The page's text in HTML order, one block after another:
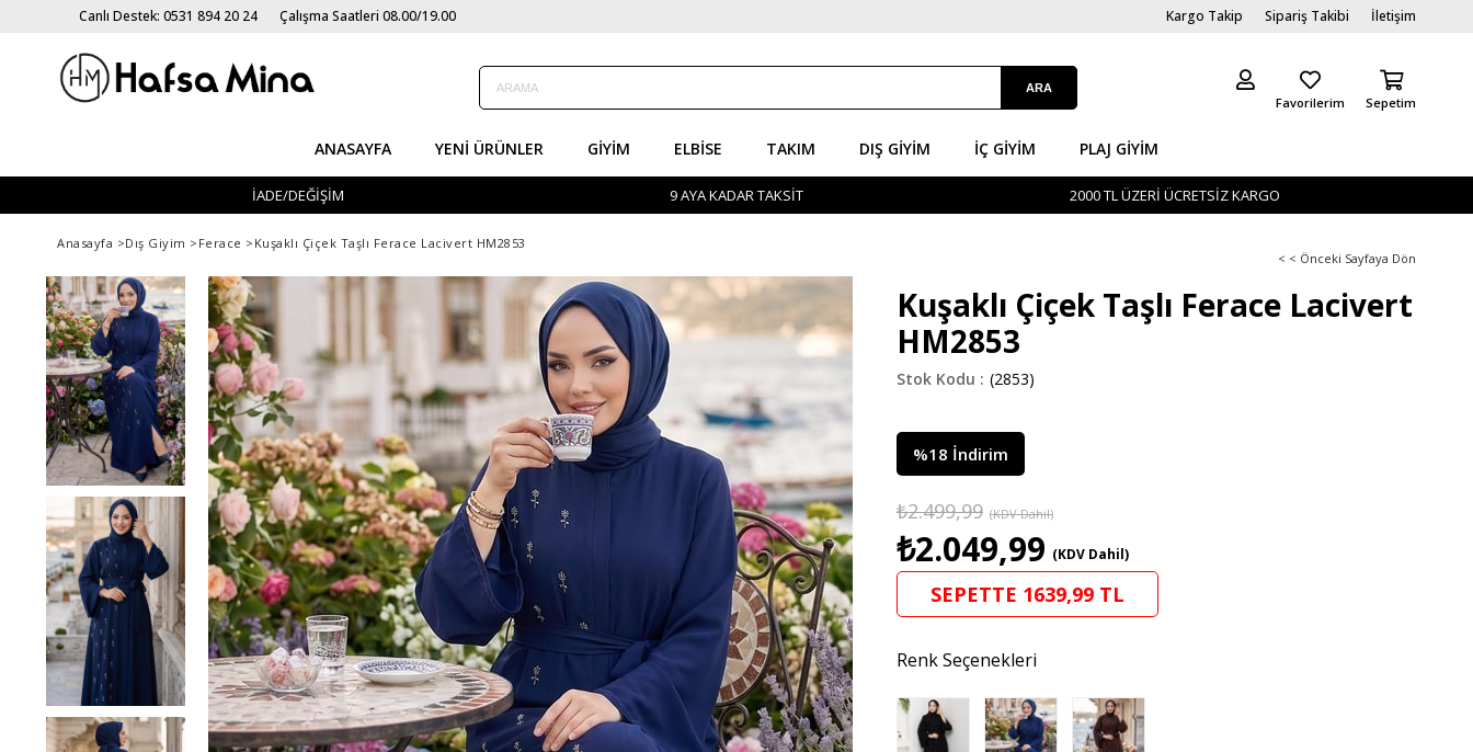
Canlı Destek: 0531 894 20 24 Çalışma Saatleri 08.00/19.00 Kargo Takip Sipariş Takibi İletişim
Sepetim
Favorilerim
ANASAYFA YENI ÜRÜNLER GIYIM ELBISE TAKIM DIŞ GIYIM İÇ GİYIM PLAJ GIYIM
İADE/DEĞİŞİM 9 AYA KADAR TAKSİT 2000 TL ÜZERİ ÜCRETSİZ KARGO
Anasayfa >Dış Giyim > Ferace > Kuşaklı Çiçek Taşlı Ferace Lacivert HM2853
< < Önceki Sayfaya Dön
Kuşaklı Çiçek Taşlı Ferace Lacivert
HM2853
(2853)
%18 İndirim
₺2.499,99 (KDV Dahil)
₺2.049,99 (KDV Dahil)
SEPETTE 1639,99 TL
Renk Seçenekleri